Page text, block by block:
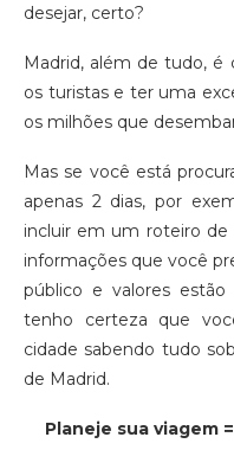
desejar, certo?
Madrid, além de tudo, é
os turistas e ter uma
os milhões que
Mas se você está
apenas 2 dias, por
incluir em um roteiro de
informações que você
público e valores
tenho certeza que
cidade sabendo tudo
de Madrid.
Planeje sua viagem